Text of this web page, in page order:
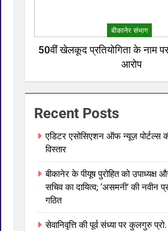
बीकानेर संभाग
50वीं खेलकूद प्रतियोगिता के नाम
आरोप
Recent Posts
एडिटर एसोसिएशन ऑफ न्यूज़ पोर्टल्स की
विस्तार
बीकानेर के पीयूष पुरोहित को
सचिव का दायित्व; ‘असमनी’ की नवीन
गठित
सेवानिवृत्ति की पूर्व संध्या पर कुलगुरु